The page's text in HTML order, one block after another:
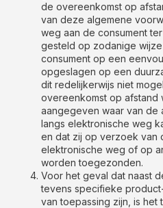
de overeenkomst op
van deze algemene
weg aan de consument
gesteld op zodanige
consument op een
opgeslagen op een
dit redelijkerwijs niet
overeenkomst op afstand
aangegeven waar van de
langs elektronische weg
en dat zij op verzoek van
elektronische weg of op
worden toegezonden.
Voor het geval dat naast
tevens specifieke
van toepassing zijn, is